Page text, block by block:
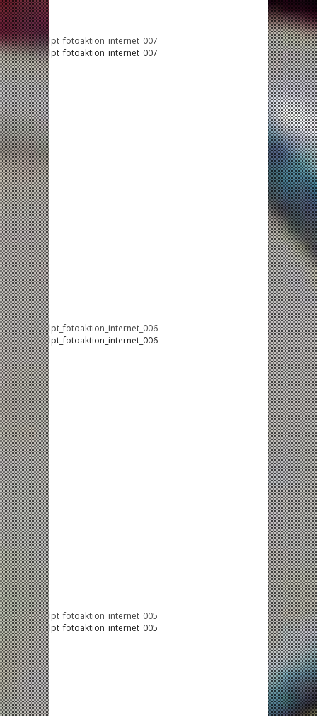
lpt_fotoaktion_internet_007
lpt_fotoaktion_internet_007
lpt_fotoaktion_internet_006
lpt_fotoaktion_internet_006
lpt_fotoaktion_internet_005
lpt_fotoaktion_internet_005